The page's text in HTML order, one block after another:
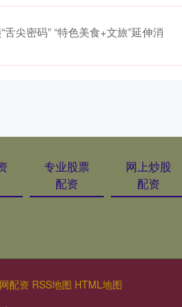
尖密码” “特色美食+文旅”延伸消
专业股票
配资
网上炒股
配资
配资 RSS地图 HTML地图